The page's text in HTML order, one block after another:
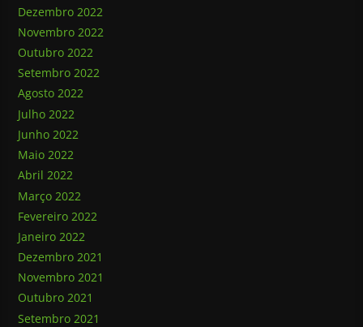
Dezembro 2022
Novembro 2022
Outubro 2022
Setembro 2022
Agosto 2022
Julho 2022
Junho 2022
Maio 2022
Abril 2022
Março 2022
Fevereiro 2022
Janeiro 2022
Dezembro 2021
Novembro 2021
Outubro 2021
Setembro 2021